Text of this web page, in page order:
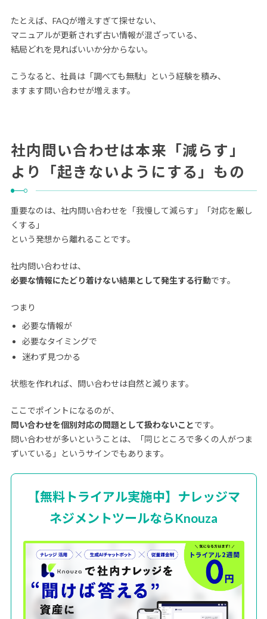
たとえば、FAQが増えすぎて探せない、
マニュアルが更新されず古い情報が混ざっている、
結局どれを見ればいいか分からない。
こうなると、社員は「調べても無駄」という経験を積み、
ますます問い合わせが増えます。
社内問い合わせは本来「減らす」
より「起きないようにする」もの
重要なのは、社内問い合わせを「我慢して減らす」「対応を厳し
くする」
という発想から離れることです。
社内問い合わせは、
必要な情報にたどり着けない結果として発生する行動です。
つまり
必要な情報が
必要なタイミングで
迷わず見つかる
状態を作れれば、問い合わせは自然と減ります。
ここでポイントになるのが、
問い合わせを個別対応の問題として扱わないことです。
問い合わせが多いということは、「同じところで多くの人がつま
ずいている」というサインでもあります。
【無料トライアル実施中】ナレッジマ
ネジメントツールならKnouza